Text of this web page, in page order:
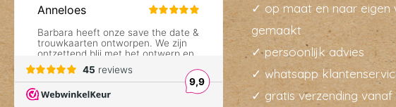
✓ op maat en naar eigen
gemaakt
✓ persoonlijk advies
✓ whatsapp
✓ gratis verzending